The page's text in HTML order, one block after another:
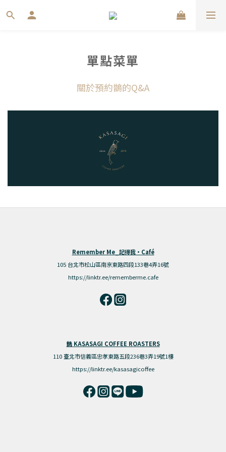
單點菜單
關於預約鵲的Q&A
Remember Me_記得我·Café
105 台北市松山區南京東路四段133巷4弄16號
https://linktr.ee/rememberme.cafe
鵲 KASASAGI COFFEE ROASTERS
110 臺北市信義區忠孝東路五段236巷3弄19號1樓
https://linktr.ee/kasasagicoffee